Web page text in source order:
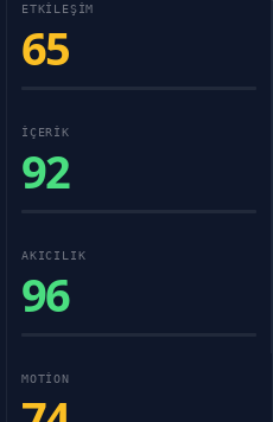
ETKILEŞIM
65
İÇERIK
92
AKICILIK
96
MOTION